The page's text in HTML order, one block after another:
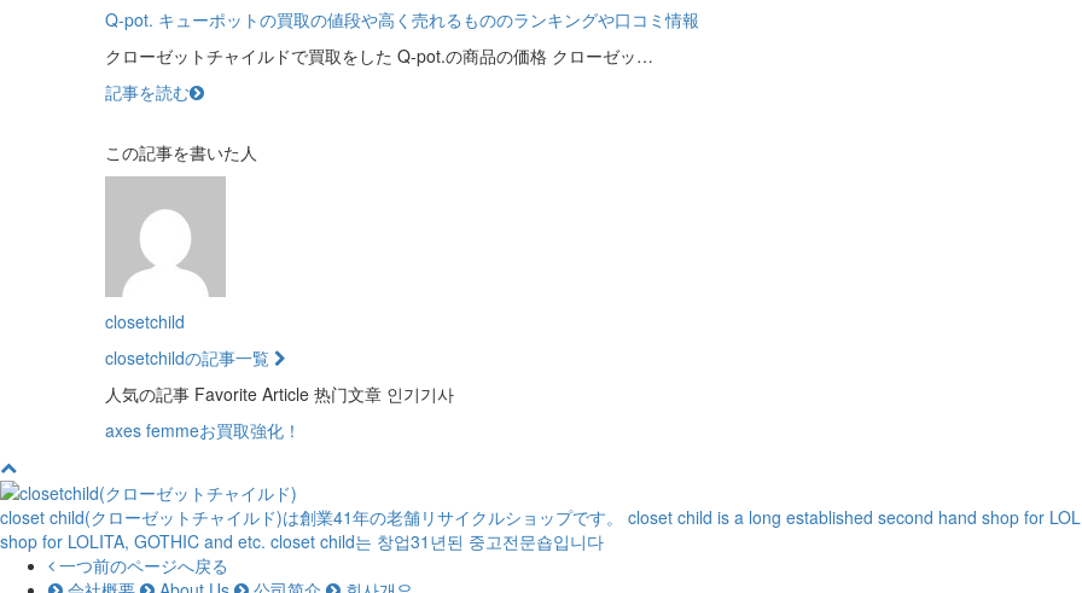
Q-pot. キューポットの買取の値段や高く売れるもののランキングや口コミ情報
クローゼットチャイルドで買取をした Q-pot.の商品の価格 クローゼッ…
記事を読む
この記事を書いた人
closetchild
closetchildの記事一覧
人気の記事 Favorite Article 热门文章 인기기사
axes femmeお買取強化！
closet child(クローゼットチャイルド)は創業41年の老舗リサイクルショップです。
closet child is a long established second hand shop for
shop for LOLITA, GOTHIC and etc. closet child는 창업31년된 중고전문숍입니다
一つ前のページへ戻る